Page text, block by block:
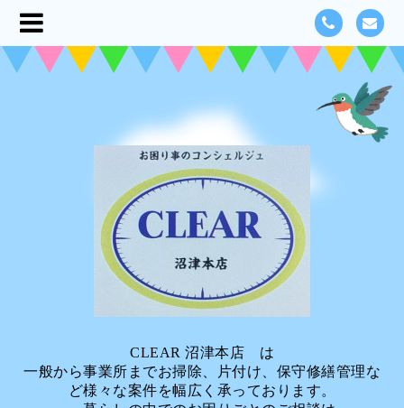
CLEAR 沼津本店 は
一般から事業所までお掃除、片付け、保守修繕管理な
ど様々な案件を幅広く承っております。